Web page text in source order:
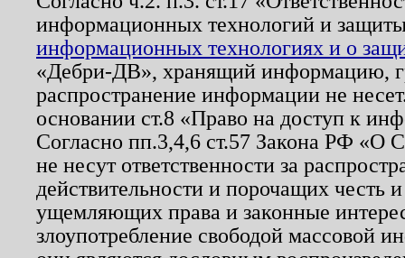
информационных технологий и
информационных технологиях и о
«Дебри-ДВ», хранящий информацию,
распространение информации не
основании ст.8 «Право на доступ к
Согласно пп.3,4,6 ст.57 Закона РФ «О
не несут ответственности за
действительности и порочащих честь
ущемляющих права и законные
злоупотребление свободой массовой